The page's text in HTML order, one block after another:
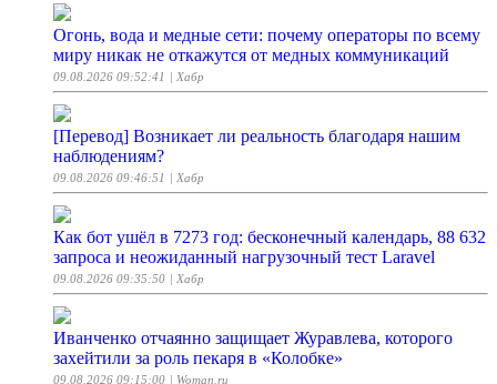
Огонь, вода и медные сети: почему операторы по всему
миру никак не откажутся от медных коммуникаций
09.08.2026 09:52:41 | Хабр
[Перевод] Возникает ли реальность благодаря нашим
наблюдениям?
09.08.2026 09:46:51 | Хабр
Как бот ушёл в 7273 год: бесконечный календарь, 88 632
запроса и неожиданный нагрузочный тест Laravel
09.08.2026 09:35:50 | Хабр
Иванченко отчаянно защищает Журавлева, которого
захейтили за роль пекаря в «Колобке»
09.08.2026 09:15:00 | Woman.ru